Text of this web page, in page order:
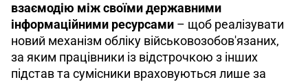
взаємодію між своїми державними
інформаційними ресурсами – щоб реалізувати
новий механізм обліку військовозобов'язаних,
за яким працівники із відстрочкою з інших
підстав та сумісники враховуються лише за